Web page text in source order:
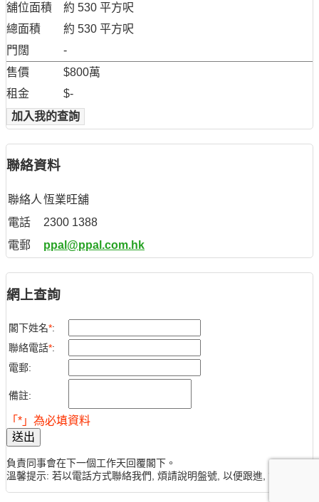
舖位面積
約 530 平方呎
總面積
約 530 平方呎
門闊
-
售價
$800萬
租金
$-
加入我的查詢
聯絡資料
聯絡人 恆業旺舖
電話
2300 1388
電郵
ppal@ppal.com.hk
網上查詢
閣下姓名*:
聯絡電話*:
電郵:
備註:
「*」為必填資料
送出
負責同事會在下一個工作天回覆閣下。
溫馨提示: 若以電話方式聯絡我們, 煩請說明盤號, 以便跟進, 謝謝。